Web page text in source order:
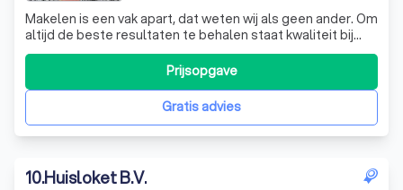
Makelen is een vak apart, dat weten wij als geen ander. Om
altijd de beste resultaten te behalen staat kwaliteit bij
ons centraal. Daarom zijn al onze makelaars
gecertificeerde register-makelaars, volgen we elk jaar
trainingen, kennen altijd minstens 2 register-makelaars
ieder detail van elk dossierGratis advies
Prijsopgave
10.Huisloket B.V.